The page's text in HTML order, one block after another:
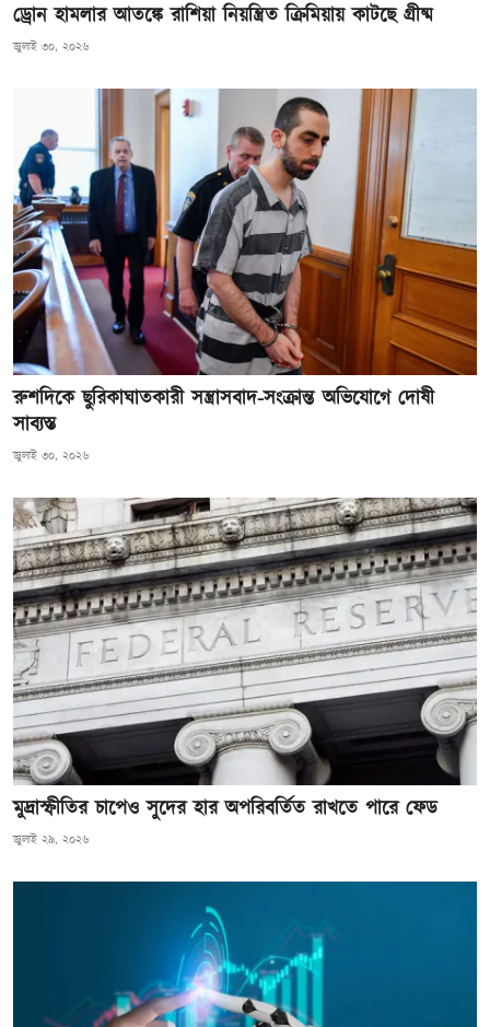
ড্রোন হামলার আতঙ্কে রাশিয়া নিয়ন্ত্রিত ক্রিমিয়ায় কাটছে গ্রীষ্ম
জুলাই ৩০, ২০২৬
রুশদিকে ছুরিকাঘাতকারী সন্ত্রাসবাদ-সংক্রান্ত অভিযোগে দোষী
সাব্যস্ত
জুলাই ৩০, ২০২৬
মুদ্রাস্ফীতির চাপেও সুদের হার অপরিবর্তিত রাখতে পারে ফেড
জুলাই ২৯, ২০২৬